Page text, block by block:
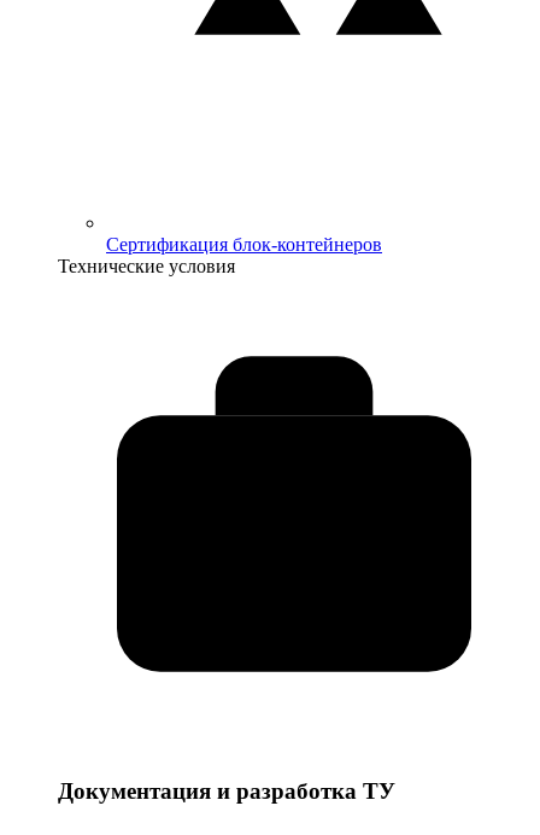
Сертификация блок-контейнеров
Технические условия
Документация и разработка ТУ